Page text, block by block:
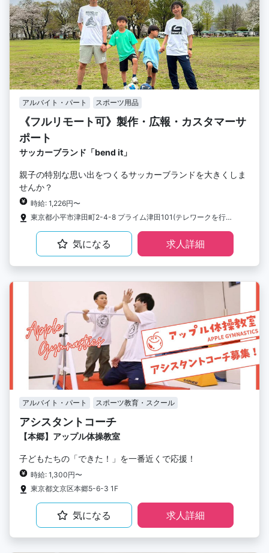
アルバイト・パート スポーツ用品
《フルリモート可》製作・広報・カスタマーサ
ポート
サッカーブランド「bend it」
親子の特別な思い出をつくるサッカーブランドを大きくしま
せんか？
時給: 1,226円〜
東京都小平市津田町2-4-8 プライム津田101(テレワークを行う場合は労働者の自宅等を含む)
気になる 求人詳細
アルバイト・パート スポーツ教育・スクール
アシスタントコーチ
【本郷】アップル体操教室
子どもたちの「できた！」を一番近くで応援！
時給: 1,300円〜
東京都文京区本郷5-6-3 1F
気になる 求人詳細